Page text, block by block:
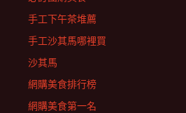
手工下午茶堆薦
手工沙其馬哪裡買
沙其馬
網購美食排行榜
網購美食第一名